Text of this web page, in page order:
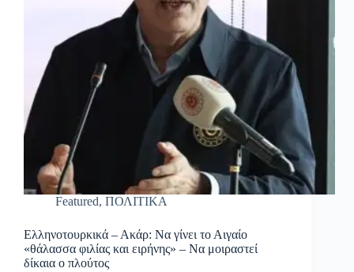
Featured, ΠΟΛΙΤΙΚΑ
Ελληνοτουρκικά – Ακάρ: Να γίνει το Αιγαίο
«θάλασσα φιλίας και ειρήνης» – Να μοιραστεί
δίκαια ο πλούτος